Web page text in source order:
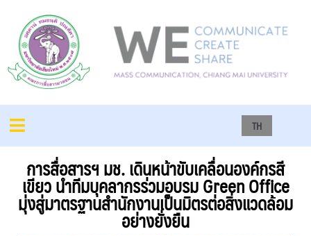
TH
การสื่อสารฯ มช. เดินหน้าขับเคลื่อนองค์กรสี
เขียว นำทีมบุคลากรร่วมอบรม Green Office
มุ่งสู่มาตรฐานสำนักงานเป็นมิตรต่อสิ่งแวดล้อม
อย่างยั่งยืน